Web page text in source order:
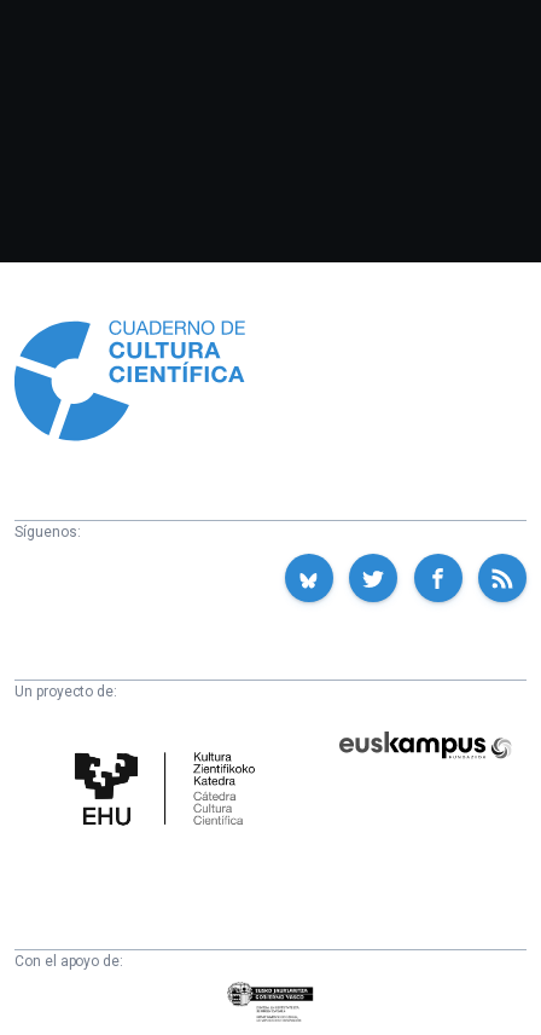
Síguenos:
Un proyecto de:
Cultura
Científica
Fundazioa
Con el apoyo de:
Eusko
Jaurlaritza